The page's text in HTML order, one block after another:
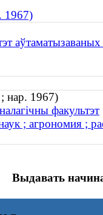
1967)
; нар. 1967)
факультэт
; агрономия ;
Выдавать